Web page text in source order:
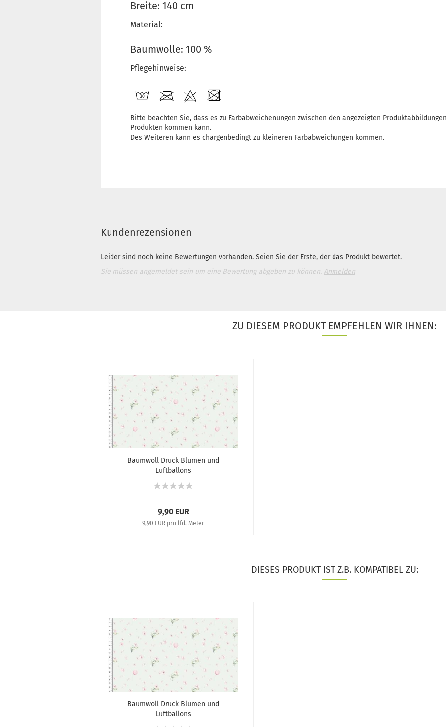
Breite: 140 cm
Material:
Baumwolle: 100 %
Pflegehinweise:
Bitte beachten Sie, dass es zu Farbabweichenungen zwischen den angezeigten
Produkten kommen kann.
Des Weiteren kann es chargenbedingt zu kleineren Farbabweichungen kommen.
Kundenrezensionen
Leider sind noch keine Bewertungen vorhanden. Seien Sie der Erste, der das Produkt bewertet.
Sie müssen angemeldet sein um eine Bewertung abgeben zu können. Anmelden
ZU DIESEM PRODUKT EMPFEHLEN WIR IHNEN:
Baumwoll Druck Blumen und
Luftballons
9,90 EUR
9,90 EUR pro lfd. Meter
DIESES PRODUKT IST Z.B. KOMPATIBEL ZU:
Baumwoll Druck Blumen und
Luftballons